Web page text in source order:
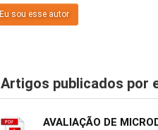
Eu sou esse autor
Artigos publicados por
AVALIAÇÃO DE